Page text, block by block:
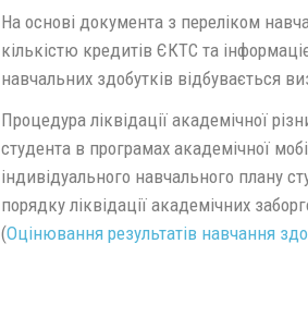
На основі документа з переліком
кількістю кредитів ЄКТС та
навчальних здобутків відбувається
Процедура ліквідації академічної
студента в програмах академічної
індивідуального навчального плану
порядку ліквідації академічних
(Оцінювання результатів навчання